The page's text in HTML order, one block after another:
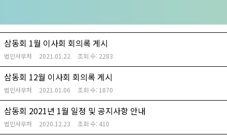
삼동회 1월 이사회 회의록 게시
법인사무처 2021.01.22 조회 수: 2283
삼동회 12월 이사회 회의록 게시
법인사무처 2021.01.06 조회 수: 1870
삼동회 2021년 1월 일정 및 공지사항 안내
법인사무처 2020.12.23 조회 수: 410